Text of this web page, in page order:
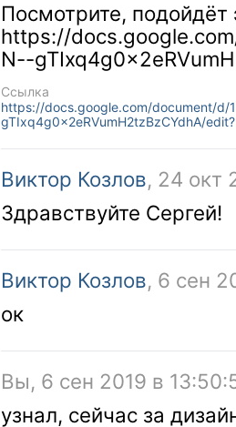
Посмотрите, подойдёт
https://
N--
Ссылка
https://docs.google.com/document/d/
gTIxq4g0x2eRVumH2tzBzCYdhA/
Виктор Козлов, 24 окт
Здравствуйте Сергей!
Виктор Козлов, 6 сен
ок
Вы, 6 сен 2019 в
узнал, сейчас за